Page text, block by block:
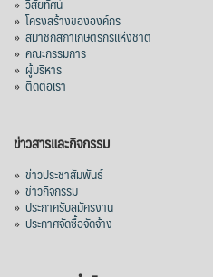
» โครงสร้างขององค์กร
» สมาชิกสภาเกษตรกรแห่งชาติ
» คณะกรรมการ
» ผู้บริหาร
» ติดต่อเรา
ข่าวสารและกิจกรรม
» ข่าวประชาสัมพันธ์
» ข่าวกิจกรรม
» ประกาศรับสมัครงาน
» ประกาศจัดซื้อจัดจ้าง